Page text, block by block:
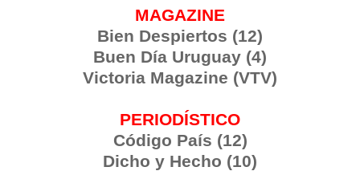
MAGAZINE
Bien Despiertos (12)
Buen Día Uruguay (4)
Victoria Magazine (VTV)
PERIODÍSTICO
Código País (12)
Dicho y Hecho (10)